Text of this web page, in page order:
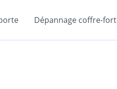
Dépannage coffre-fort